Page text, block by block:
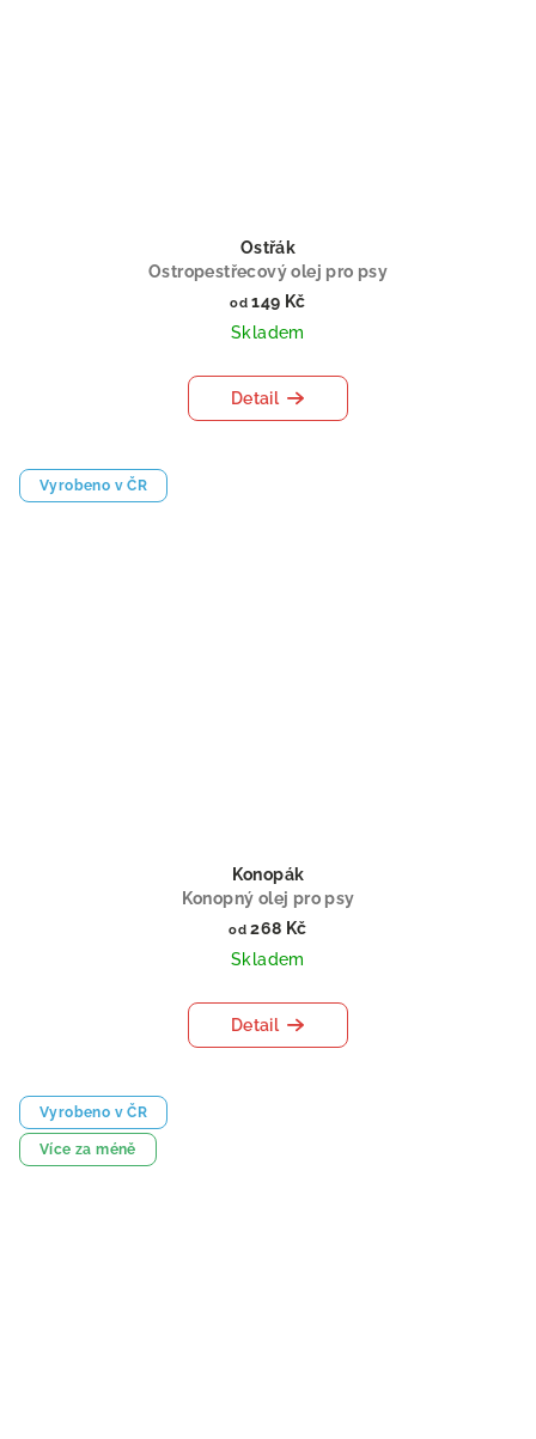
Ostřák
Ostropestřecový olej pro psy
od 149 Kč
Skladem
Detail
Vyrobeno v ČR
Konopák
Konopný olej pro psy
od 268 Kč
Skladem
Detail
Vyrobeno v ČR
Více za méně